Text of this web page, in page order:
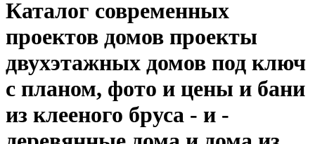
Каталог современных
проектов домов проекты
двухэтажных домов под ключ
с планом, фото и цены и бани
из клееного бруса - и -